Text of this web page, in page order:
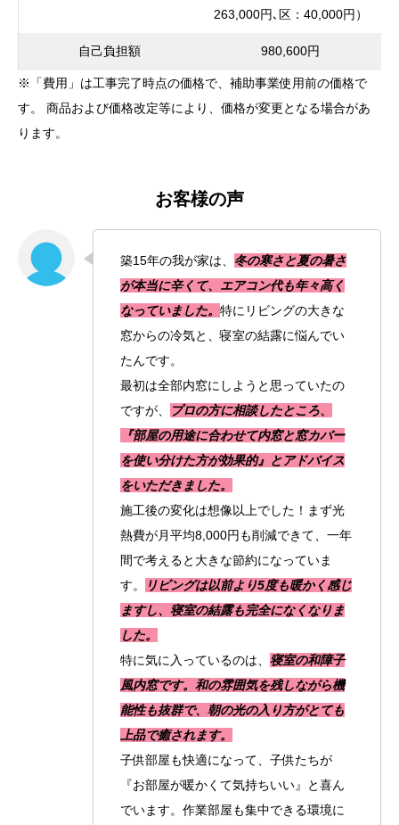
263,000円､区：40,000円）
自己負担額 980,600円
※「費用」は工事完了時点の価格で、補助事業使用前の価格で
す。 商品および価格改定等により、価格が変更となる場合があ
ります。
お客様の声
築15年の我が家は、 冬の寒さと夏の暑さ
が本当に辛くて、エアコン代も年々高く
なっていました。 特にリビングの大きな
窓からの冷気と、寝室の結露に悩んでい
たんです。
最初は全部内窓にしようと思っていたの
ですが、
プロの方に相談したところ、
『部屋の用途に合わせて内窓と窓カバー
を使い分けた方が効果的』とアドバイス
をいただきました。
施工後の変化は想像以上でした！まず光
熱費が月平均8,000円も削減できて、一年
間で考えると大きな節約になっていま
す。
リビングは以前より5度も暖かく感じ
ますし、寝室の結露も完全になくなりま
した。
特に気に入っているのは、 寝室の和障子
風内窓です。和の雰囲気を残しながら機
能性も抜群で、朝の光の入り方がとても
上品で癒されます。
子供部屋も快適になって、子供たちが
『お部屋が暖かくて気持ちいい』と喜ん
でいます。作業部屋も集中できる環境に